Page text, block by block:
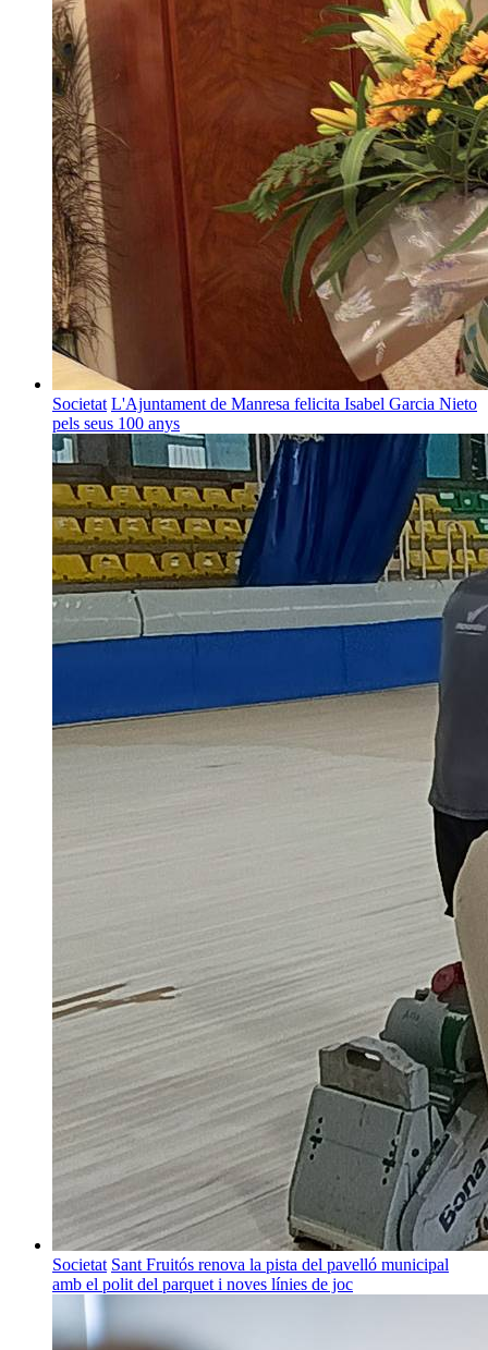
Societat L'Ajuntament de Manresa felicita Isabel Garcia Nieto
pels seus 100 anys
Societat Sant Fruitós renova la pista del pavelló municipal
amb el polit del parquet i noves línies de joc